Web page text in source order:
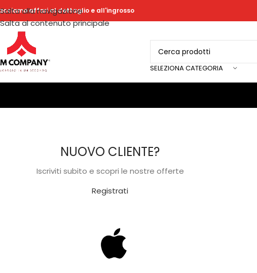
Salta alla navigazione
Salta al contenuto principale
affari al dettaglio e all'ingrosso
SELEZIONA CATEGORIA
NUOVO CLIENTE?
Iscriviti subito e scopri le nostre offerte
Registrati